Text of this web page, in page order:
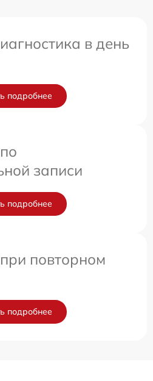
в день
подробнее
записи
подробнее
повторном
подробнее